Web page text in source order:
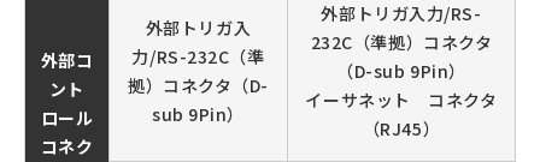
外部コ
ント
ロール
コネク
外部トリガ入
力/RS-232C（準
拠）コネクタ（D-
sub 9Pin）
外部トリガ入力/RS-
232C（準拠）コネクタ
（D-sub 9Pin）
イーサネット コネクタ
（RJ45）